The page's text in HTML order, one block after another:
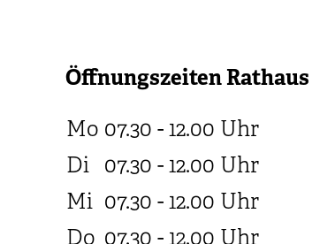
Öffnungszeiten Rathaus
Mo 07.30 - 12.00 Uhr
Di 07.30 - 12.00 Uhr
Mi 07.30 - 12.00 Uhr